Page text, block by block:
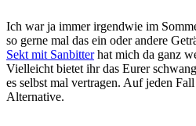
Ich war ja immer irgendwie im
so gerne mal das ein oder andere
Sekt mit Sanbitterhat mich da ganz
Vielleicht bietet ihr das Eurer
es selbst mal vertragen. Auf jeden
Alternative.